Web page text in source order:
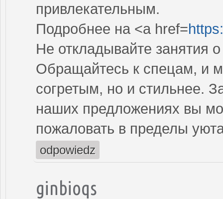
привлекательным.
Подробнее на <a href=
Не откладывайте занятия
Обращайтесь к спецам, и
согретым, но и стильнее.
наших предложениях вы
пожаловать в пределы
odpowiedz
ginbioqs